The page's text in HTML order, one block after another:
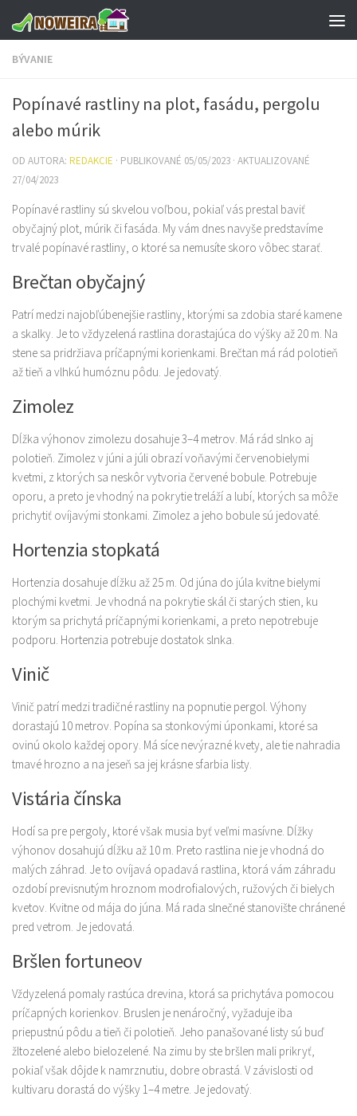
Preskočiť na obsah
BÝVANIE
Popínavé rastliny na plot, fasádu, pergolu
alebo múrik
OD AUTORA: REDAKCIE · PUBLIKOVANÉ 05/05/2023 · AKTUALIZOVANÉ
27/04/2023
Popínavé rastliny sú skvelou voľbou, pokiaľ vás prestal baviť
obyčajný plot, múrik či fasáda. My vám dnes navyše predstavíme
trvalé popínavé rastliny, o ktoré sa nemusíte skoro vôbec starať.
Brečtan obyčajný
Patrí medzi najobľúbenejšie rastliny, ktorými sa zdobia staré kamene
a skalky. Je to vždyzelená rastlina dorastajúca do výšky až 20 m. Na
stene sa pridržiava príčapnými korienkami. Brečtan má rád polotieň
až tieň a vlhkú humóznu pôdu. Je jedovatý.
Zimolez
Dĺžka výhonov zimolezu dosahuje 3–4 metrov. Má rád slnko aj
polotieň. Zimolez v júni a júli obrazí voňavými červenobielymi
kvetmi, z ktorých sa neskôr vytvoria červené bobule. Potrebuje
oporu, a preto je vhodný na pokrytie treláží a lubí, ktorých sa môže
prichytiť ovíjavými stonkami. Zimolez a jeho bobule sú jedovaté.
Hortenzia stopkatá
Hortenzia dosahuje dĺžku až 25 m. Od júna do júla kvitne bielymi
plochými kvetmi. Je vhodná na pokrytie skál či starých stien, ku
ktorým sa prichytá príčapnými korienkami, a preto nepotrebuje
podporu. Hortenzia potrebuje dostatok slnka.
Vinič
Vinič patrí medzi tradičné rastliny na popnutie pergol. Výhony
dorastajú 10 metrov. Popína sa stonkovými úponkami, ktoré sa
ovinú okolo každej opory. Má síce nevýrazné kvety, ale tie nahradia
tmavé hrozno a na jeseň sa jej krásne sfarbia listy.
Vistária čínska
Hodí sa pre pergoly, ktoré však musia byť veľmi masívne. Dĺžky
výhonov dosahujú dĺžku až 10 m. Preto rastlina nie je vhodná do
malých záhrad. Je to ovíjavá opadavá rastlina, ktorá vám záhradu
ozdobí previsnutým hroznom modrofialových, ružových či bielych
kvetov. Kvitne od mája do júna. Má rada slnečné stanovište chránené
pred vetrom. Je jedovatá.
Bršlen fortuneov
Vždyzelená pomaly rastúca drevina, ktorá sa prichytáva pomocou
príčapných korienkov. Bruslen je nenáročný, vyžaduje iba
priepustnú pôdu a tieň či polotieň. Jeho panašované listy sú buď
žltozelené alebo bielozelené. Na zimu by ste bršlen mali prikryť,
pokiaľ však dôjde k namrznutiu, dobre obrastá. V závislosti od
kultivaru dorastá do výšky 1–4 metre. Je jedovatý.